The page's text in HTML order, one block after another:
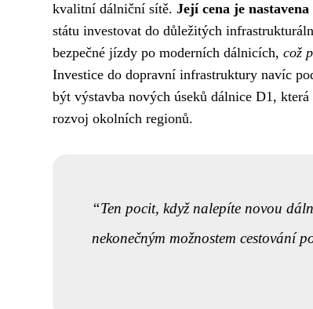
kvalitní dálniční sítě. Její cena je
státu investovat do důležitých
bezpečné jízdy po moderních dálnicích, což
Investice do dopravní infrastruktury navíc
být výstavba nových úseků dálnice D1,
rozvoj okolních regionů.
Ten pocit, když nalepíte novou
nekonečným možnostem cestování